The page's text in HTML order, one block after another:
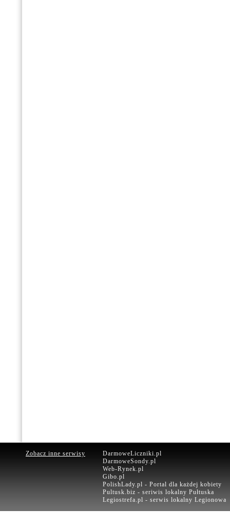
Zobacz inne serwisy
DarmoweLiczniki.pl
DarmoweSondy.pl
Web-Rynek.pl
Gibo.pl
PolishLady.pl - Portal dla każdej kobiety
Pultusk.biz - seriwis lokalny Pułtuska
Legiostrefa.pl - serwis lokalny Legionowa